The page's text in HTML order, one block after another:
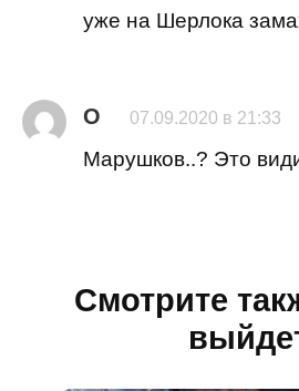
уже на Шерлока
О 07.09.2020 в 21:33
Марушков..? Это
Смотрите